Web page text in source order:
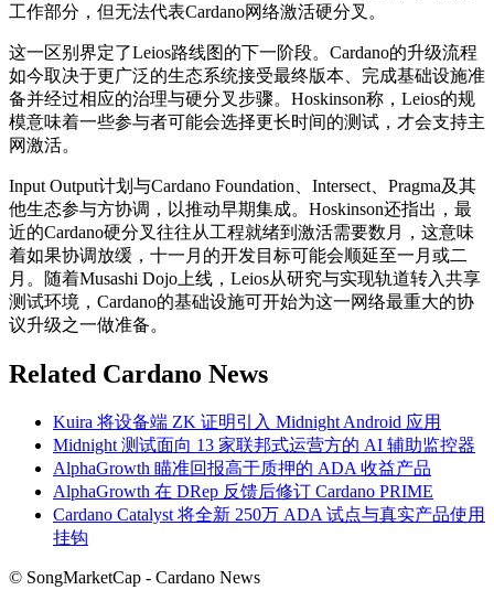
工作部分，但无法代表Cardano网络激活硬分叉。
这一区别界定了Leios路线图的下一阶段。Cardano的升级流程
如今取决于更广泛的生态系统接受最终版本、完成基础设施准
备并经过相应的治理与硬分叉步骤。Hoskinson称，Leios的规
模意味着一些参与者可能会选择更长时间的测试，才会支持主
网激活。
Input Output计划与Cardano Foundation、Intersect、Pragma及其
他生态参与方协调，以推动早期集成。Hoskinson还指出，最
近的Cardano硬分叉往往从工程就绪到激活需要数月，这意味
着如果协调放缓，十一月的开发目标可能会顺延至一月或二
月。随着Musashi Dojo上线，Leios从研究与实现轨道转入共享
测试环境，Cardano的基础设施可开始为这一网络最重大的协
议升级之一做准备。
Related Cardano News
Kuira 将设备端 ZK 证明引入 Midnight Android 应用
Midnight 测试面向 13 家联邦式运营方的 AI 辅助监控器
AlphaGrowth 瞄准回报高于质押的 ADA 收益产品
AlphaGrowth 在 DRep 反馈后修订 Cardano PRIME
Cardano Catalyst 将全新 250万 ADA 试点与真实产品使用
挂钩
© SongMarketCap - Cardano News